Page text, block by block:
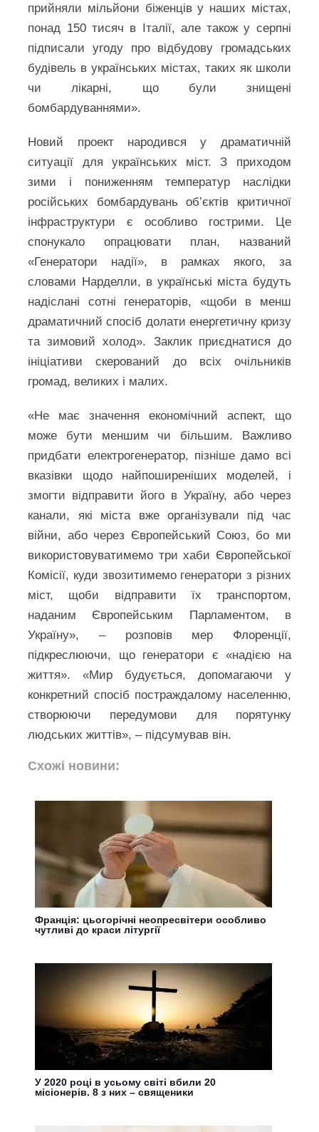
прийняли мільйони біженців у наших містах,
понад 150 тисяч в Італії, але також у серпні
підписали угоду про відбудову громадських
будівель в українських містах, таких як школи
чи лікарні, що були знищені
бомбардуваннями».
Новий проект народився у драматичній
ситуації для українських міст. З приходом
зими і пониженням температур наслідки
російських бомбардувань об’єктів критичної
інфраструктури є особливо гострими. Це
спонукало опрацювати план, названий
«Генератори надії», в рамках якого, за
словами Нарделли, в українські міста будуть
надіслані сотні генераторів, «щоби в менш
драматичний спосіб долати енергетичну кризу
та зимовий холод». Заклик приєднатися до
ініціативи скерований до всіх очільників
громад, великих і малих.
«Не має значення економічний аспект, що
може бути меншим чи більшим. Важливо
придбати електрогенератор, пізніше дамо всі
вказівки щодо найпоширеніших моделей, і
змогти відправити його в Україну, або через
канали, які міста вже організували під час
війни, або через Європейський Союз, бо ми
використовуватимемо три хаби Європейської
Комісії, куди звозитимемо генератори з різних
міст, щоби відправити їх транспортом,
наданим Європейським Парламентом, в
Україну», – розповів мер Флоренції,
підкреслюючи, що генератори є «надією на
життя». «Мир будується, допомагаючи у
конкретний спосіб постраждалому населенню,
створюючи передумови для порятунку
людських життів», – підсумував він.
Схожі новини:
Франція: цьогорічні неопресвітери особливо
чутливі до краси літургії
У 2020 році в усьому світі вбили 20
місіонерів. 8 з них – священики